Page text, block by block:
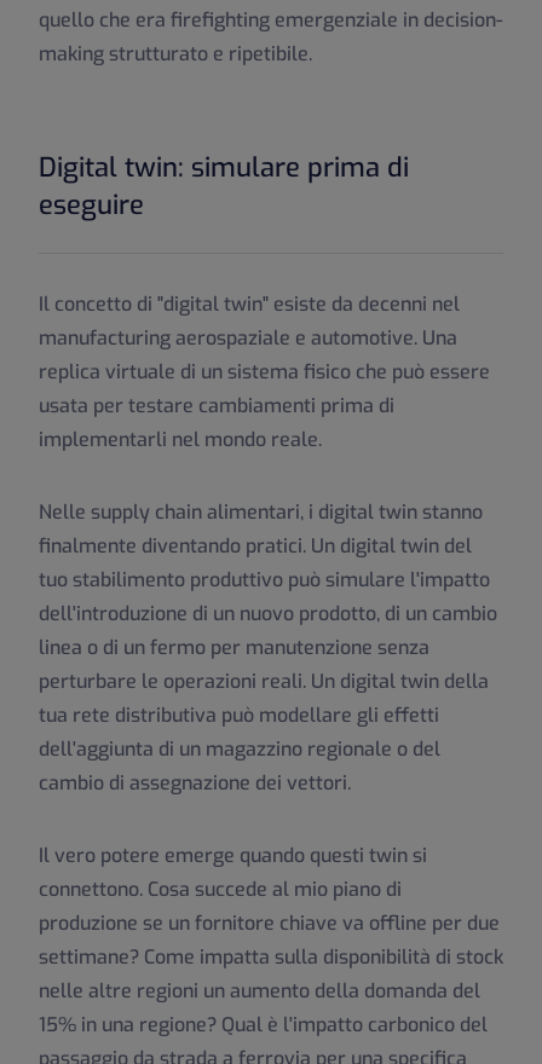
quello che era firefighting emergenziale in decision-
making strutturato e ripetibile.
Digital twin: simulare prima di
eseguire
Il concetto di "digital twin" esiste da decenni nel
manufacturing aerospaziale e automotive. Una
replica virtuale di un sistema fisico che può essere
usata per testare cambiamenti prima di
implementarli nel mondo reale.
Nelle supply chain alimentari, i digital twin stanno
finalmente diventando pratici. Un digital twin del
tuo stabilimento produttivo può simulare l'impatto
dell'introduzione di un nuovo prodotto, di un cambio
linea o di un fermo per manutenzione senza
perturbare le operazioni reali. Un digital twin della
tua rete distributiva può modellare gli effetti
dell'aggiunta di un magazzino regionale o del
cambio di assegnazione dei vettori.
Il vero potere emerge quando questi twin si
connettono. Cosa succede al mio piano di
produzione se un fornitore chiave va offline per due
settimane? Come impatta sulla disponibilità di stock
nelle altre regioni un aumento della domanda del
15% in una regione? Qual è l'impatto carbonico del
passaggio da strada a ferrovia per una specifica